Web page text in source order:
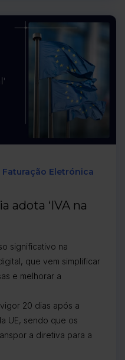
Faturação Eletrónica
adota ‘IVA na
significativo na
que vem simplificar
e melhorar a
20 dias após a
UE, sendo que os
a diretiva para a